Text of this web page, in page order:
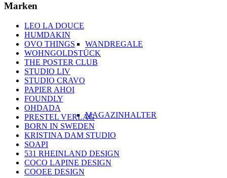
WANDREGALE
MAGAZINHALTER
Marken
LEO LA DOUCE
HUMDAKIN
OVO THINGS
WOHNGOLDSTÜCK
THE POSTER CLUB
STUDIO LIV
STUDIO CRAVO
PAPIER AHOI
FOUNDLY
OHDADA
PRESTEL VERLAG
BORN IN SWEDEN
KRISTINA DAM STUDIO
SOAPI
531 RHEINLAND DESIGN
COCO LAPINE DESIGN
COOEE DESIGN